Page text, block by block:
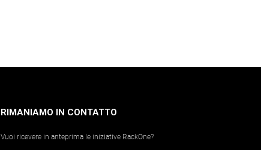
RIMANIAMO IN CONTATTO
Vuoi ricevere in anteprima le iniziative RackOne?